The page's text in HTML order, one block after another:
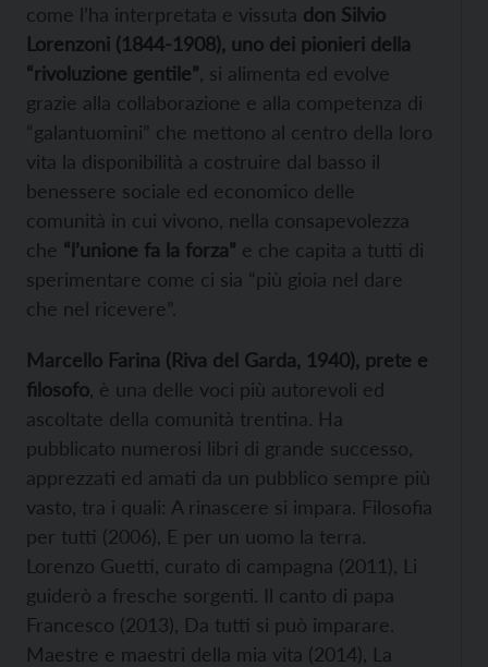
come l’ha interpretata e vissuta don Silvio
Lorenzoni (1844-1908), uno dei pionieri della
“rivoluzione gentile” , si alimenta ed evolve
grazie alla collaborazione e alla competenza di
“galantuomini” che mettono al centro della loro
vita la disponibilità a costruire dal basso il
benessere sociale ed economico delle
comunità in cui vivono, nella consapevolezza
che “l’unione fa la forza” e che capita a tutti di
sperimentare come ci sia “più gioia nel dare
che nel ricevere”.
Marcello Farina (Riva del Garda, 1940), prete e
filosofo , è una delle voci più autorevoli ed
ascoltate della comunità trentina. Ha
pubblicato numerosi libri di grande successo,
apprezzati ed amati da un pubblico sempre più
vasto, tra i quali: A rinascere si impara. Filosofia
per tutti (2006), E per un uomo la terra.
Lorenzo Guetti, curato di campagna (2011), Li
guiderò a fresche sorgenti. Il canto di papa
Francesco (2013), Da tutti si può imparare.
Maestre e maestri della mia vita (2014), La